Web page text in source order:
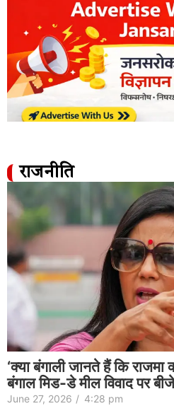
राजनीति
‘क्या बंगाली जानते हैं कि राजमा
बंगाल मिड-डे मील विवाद पर
June 27, 2026 / 4:28 pm